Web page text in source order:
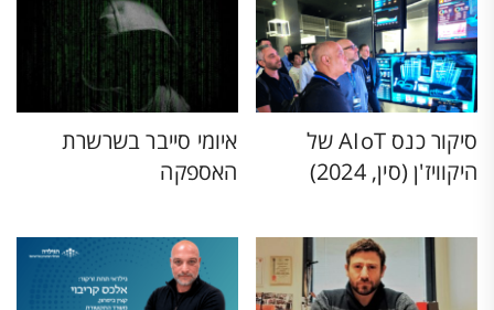
סיקור כנס AIoT של
היקוויז'ן (סין, 2024)
איומי סייבר בשרשרת
האספקה